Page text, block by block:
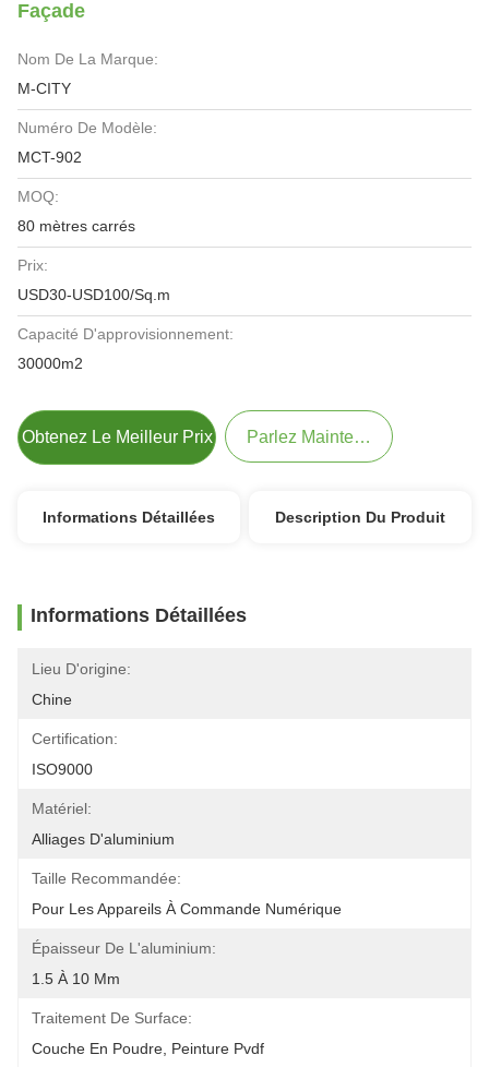
Façade
Nom De La Marque:
M-CITY
Numéro De Modèle:
MCT-902
MOQ:
80 mètres carrés
Prix:
USD30-USD100/Sq.m
Capacité D'approvisionnement:
30000m2
Obtenez Le Meilleur Prix Parlez Maintenant.
Informations Détaillées Description Du Produit
Informations Détaillées
Lieu D'origine:
Chine
Certification:
ISO9000
Matériel:
Alliages D'aluminium
Taille Recommandée:
Pour Les Appareils À Commande Numérique
Épaisseur De L'aluminium:
1.5 À 10 Mm
Traitement De Surface:
Couche En Poudre, Peinture Pvdf